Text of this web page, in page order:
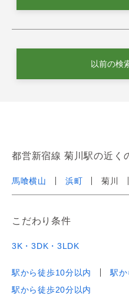
以前の検
都営新宿線 菊川駅の近く
馬喰横山 浜町 菊川
こだわり条件
3K・3DK・3LDK
駅から徒歩10分以内
駅
駅から徒歩20分以内